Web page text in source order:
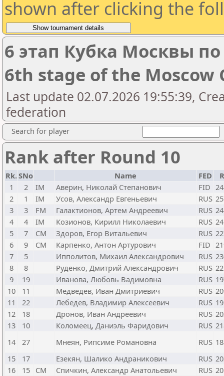
shown after clicking the
6 этап Кубка Москвы
6th stage of the Moscow
Last update 02.07.2026 19:55:39,
federation
Search for player
Rank after Round 10
Rk.SNo Name FED
1
2 IM Аверин, Николай Степанович FID
2
1 IM Усов, Александр Евгеньевич RUS
3
3 FM Галактионов, Артем Андреевич RUS
4
4 IM Козионов, Кирилл Николаевич RUS
5
7 CM Здоров, Егор Витальевич RUS
6
9 CM Карпенко, Антон Артурович FID
7
5 Ипполитов, Михаил Александрович RUS
8
8 Руденко, Дмитрий Александрович RUS
9
19 Иванова, Любовь Вадимовна RUS
10
11 Медведев, Иван Дмитриевич RUS
11
22 Лебедев, Владимир Алексеевич RUS
12
18 Дронов, Иван Андреевич RUS
13
10 Коломеец, Даниэль Фаридович RUS
14
27 Мнеян, Рипсиме Романовна RUS
15
17 Езекян, Шалико Андраникович RUS
16
15 CM Спичкин, Александр Анатольевич RUS